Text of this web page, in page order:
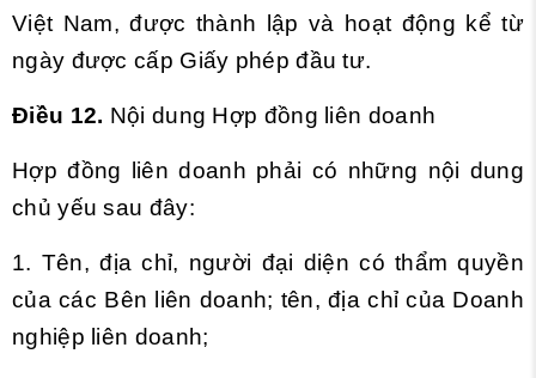
Việt Nam, được thành lập và hoạt động kể từ
ngày được cấp Giấy phép đầu tư.
Điều 12. Nội dung Hợp đồng liên doanh
Hợp đồng liên doanh phải có những nội dung
chủ yếu sau đây:
1. Tên, địa chỉ, người đại diện có thẩm quyền
của các Bên liên doanh; tên, địa chỉ của Doanh
nghiệp liên doanh;